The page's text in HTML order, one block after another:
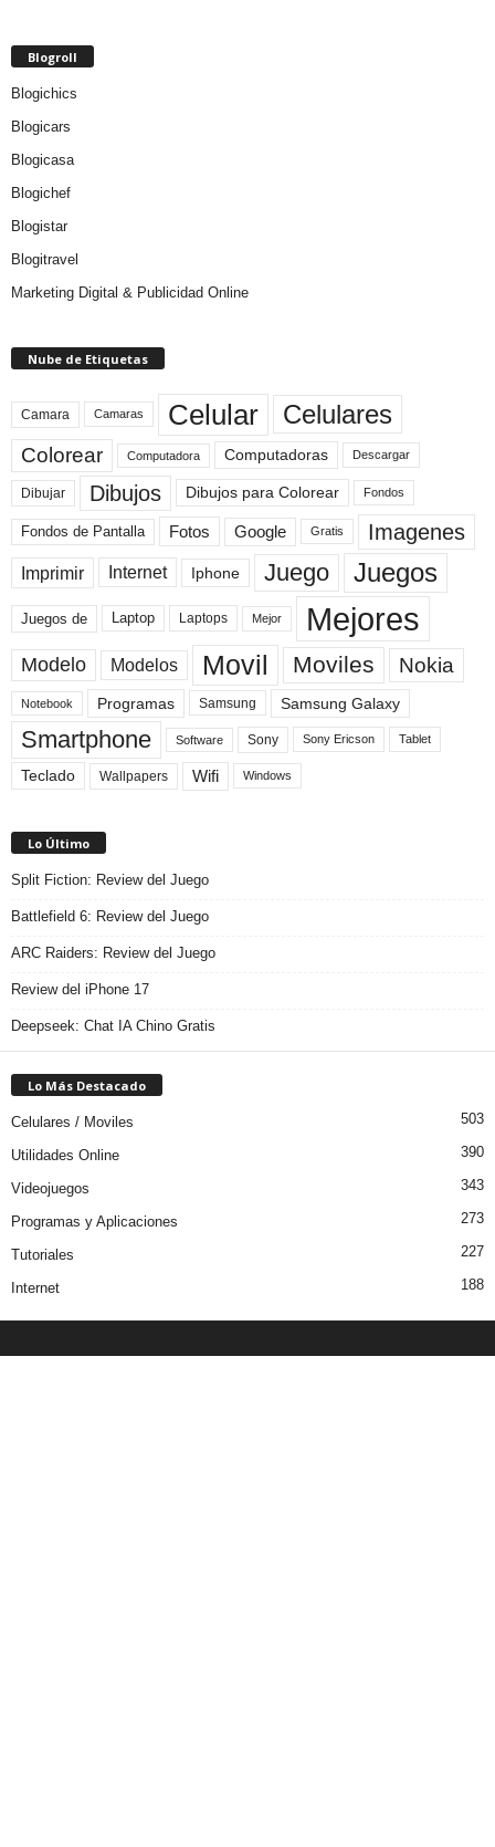
Blogroll
Blogichics
Blogicars
Blogicasa
Blogichef
Blogistar
Blogitravel
Marketing Digital & Publicidad Online
Nube de Etiquetas
Camara Camaras Celular Celulares
Colorear Computadora Computadoras Descargar
Dibujar Dibujos Dibujos para Colorear Fondos
Fondos de Pantalla Fotos Google Gratis Imagenes
Imprimir Internet Iphone Juego Juegos
Juegos de Laptop Laptops Mejor Mejores
Modelo Modelos Movil Moviles Nokia
Notebook Programas Samsung Samsung Galaxy
Smartphone Software Sony Sony Ericson Tablet
Teclado Wallpapers Wifi Windows
Lo Último
Split Fiction: Review del Juego
Battlefield 6: Review del Juego
ARC Raiders: Review del Juego
Review del iPhone 17
Deepseek: Chat IA Chino Gratis
Lo Más Destacado
Celulares / Moviles 503
Utilidades Online 390
Videojuegos 343
Programas y Aplicaciones 273
Tutoriales 227
Internet 188